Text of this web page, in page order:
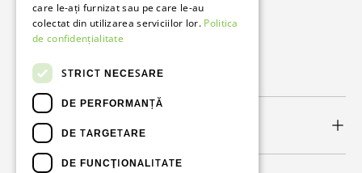
Soluții complete pentru afacerea ta.
FacebookLinkedIn
Link-uri utile
care le-ați furnizat sau pe care le-au
colectat din utilizarea serviciilor lor. Politica
de confidențialitate
STRICT NECESARE
DE PERFORMANȚĂ
DE TARGETARE
DE FUNCŢIONALITATE